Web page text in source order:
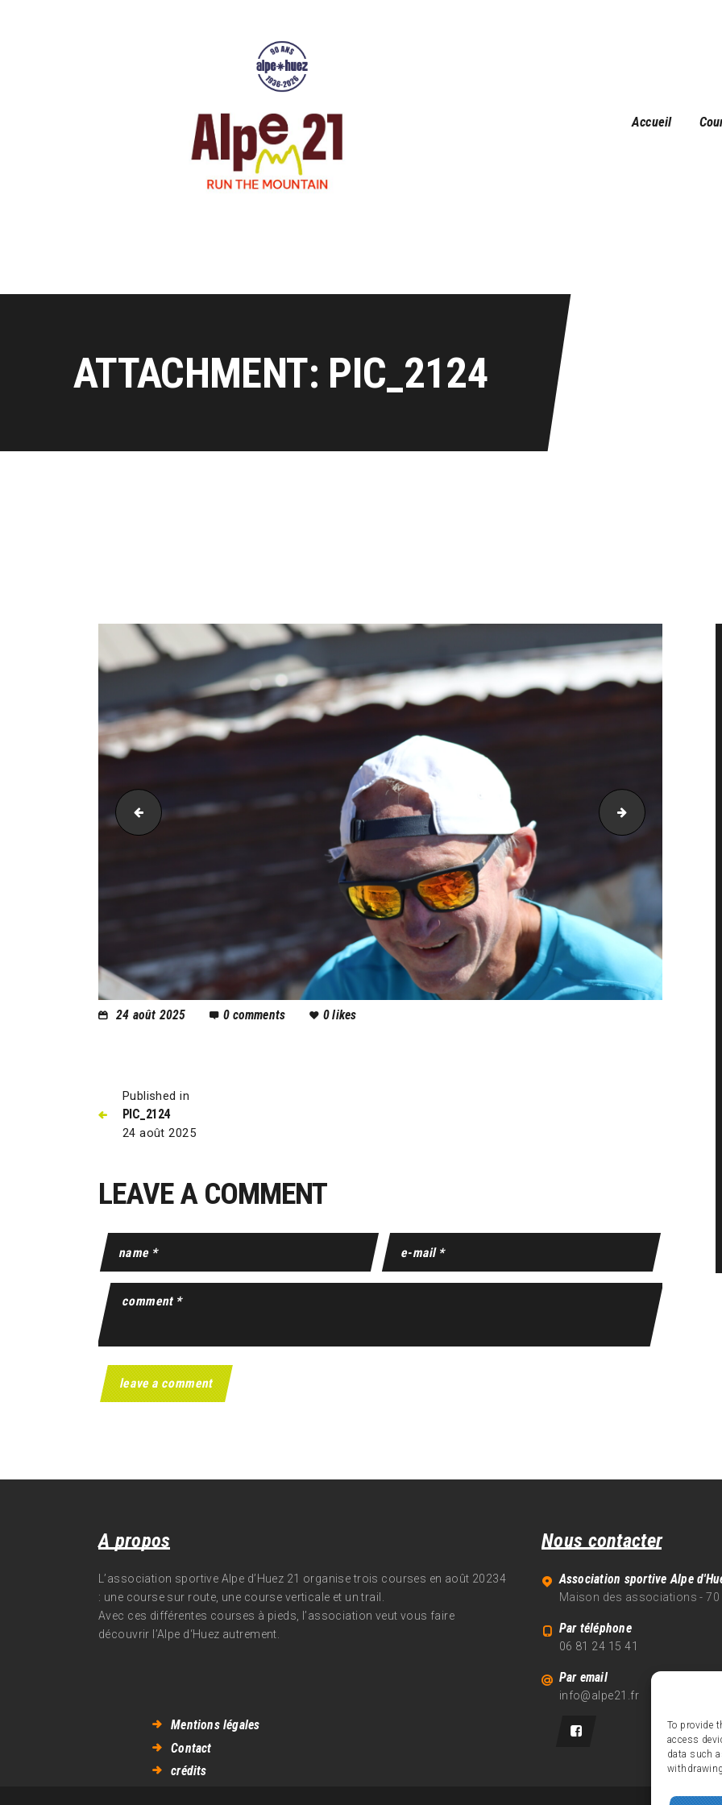
To provide
access
data such
Accueil
ATTACHMENT: PIC_2124
PIC_2123 PIC_2125
24 août 2025 0 comments 0likes
Published in
PIC_2124
24 août 2025
LEAVE A COMMENT
A propos
L’association sportive Alpe d’Huez 21 organise trois courses en août 20234
: une course sur route, une course verticale et un trail.
Avec ces différentes courses à pieds, l’association veut vous faire
découvrir l’Alpe d‘Huez autrement.
Nous contacter
Association sportive Alpe
Maison des associations - 70
Par téléphone
06 81 24 15 41
Par email
info@alpe21.fr
Mentions légales
Contact
crédits